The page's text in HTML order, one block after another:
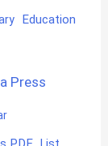
Education
Press